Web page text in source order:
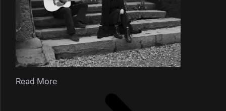
Read More